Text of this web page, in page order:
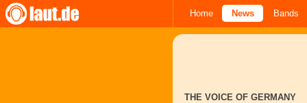
Home News Bands
THE VOICE OF GERMANY